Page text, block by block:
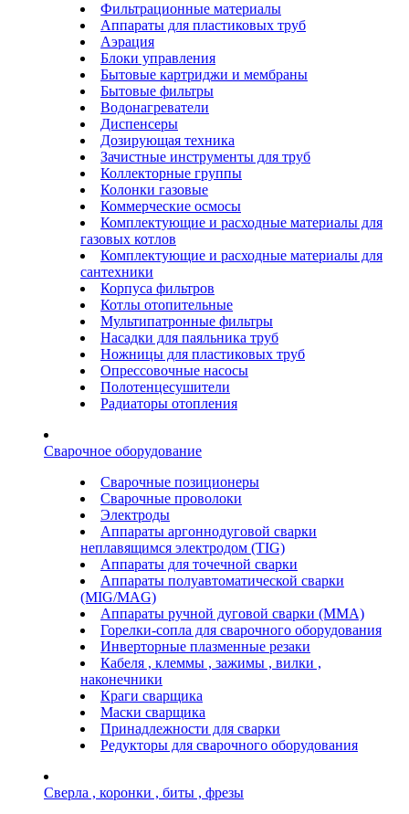
Фильтрационные материалы
Аппараты для пластиковых труб
Аэрация
Блоки управления
Бытовые картриджи и мембраны
Бытовые фильтры
Водонагреватели
Диспенсеры
Дозирующая техника
Зачистные инструменты для труб
Коллекторные группы
Колонки газовые
Коммерческие осмосы
Комплектующие и расходные материалы для
газовых котлов
Комплектующие и расходные материалы для
сантехники
Корпуса фильтров
Котлы отопительные
Мультипатронные фильтры
Насадки для паяльника труб
Ножницы для пластиковых труб
Опрессовочные насосы
Полотенцесушители
Радиаторы отопления
Сварочное оборудование
Сварочные позиционеры
Сварочные проволоки
Электроды
Аппараты аргоннодуговой сварки
неплавящимся электродом (TIG)
Аппараты для точечной сварки
Аппараты полуавтоматической сварки
(MIG/MAG)
Аппараты ручной дуговой сварки (ММА)
Горелки-сопла для сварочного оборудования
Инверторные плазменные резаки
Кабеля , клеммы , зажимы , вилки ,
наконечники
Краги сварщика
Маски сварщика
Принадлежности для сварки
Редукторы для сварочного оборудования
Сверла , коронки , биты , фрезы